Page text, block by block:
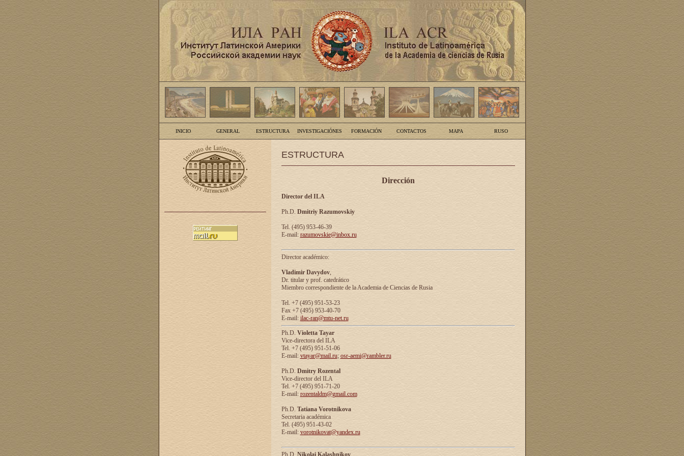
INICIO GENERAL ESTRUCTURA INVESTIGACIÓNES FORMACIÓN CONTACTOS MAPA RUSO
ESTRUCTURA
Dirección
Director del ILA
Ph.D. Dmitriy Razumovskiy
Tel. (495) 953-46-39
E-mail: razumovskie@inbox.ru
Director académico:
Vladimir Davydov,
Dr. titular y prof. catedrático
Miembro correspondiente de la Academia de Ciencias de Rusia
Tel. +7 (495) 951-53-23
Fax +7 (495) 953-40-70
E-mail: ilac-ran@mtu-net.ru
Ph.D. Violetta Tayar
Vice-directora del ILA
Tel. +7 (495) 951-51-06
E-mail: vtayar@mail.ru; osr-aemi@rambler.ru
Ph.D. Dmitry Rozental
Vice-director del ILA
Tel. +7 (495) 951-71-20
E-mail: rozentaldm@gmail.com
Ph.D. Tatiana Vorotnikova
Secretaria académica
Tel. (495) 951-43-02
E-mail: vorotnikovat@yandex.ru
Ph.D. Nikolai Kalashnikov